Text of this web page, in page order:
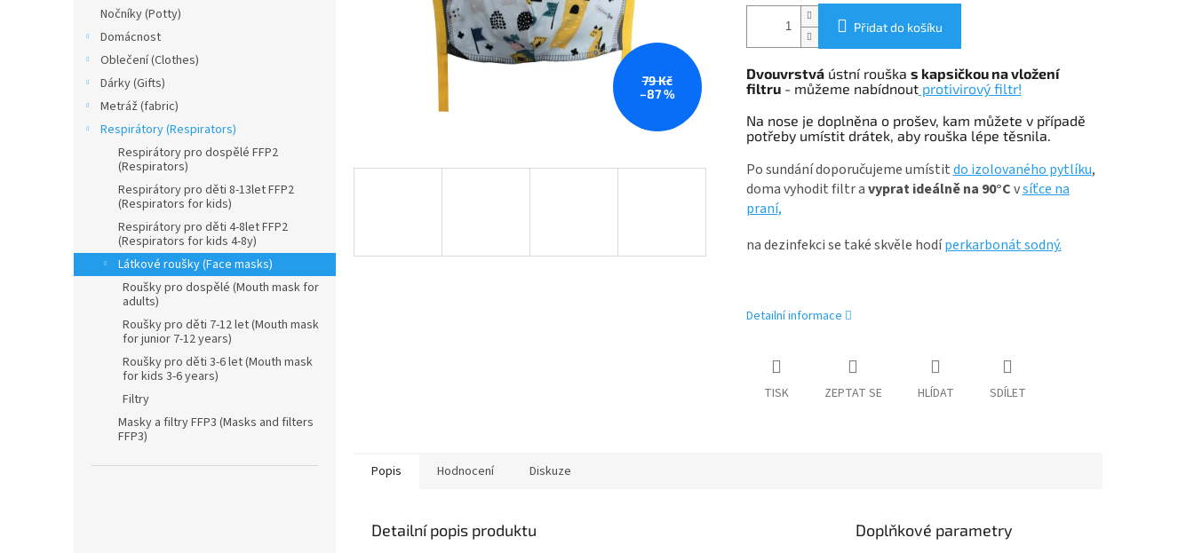
Nočníky (Potty)
Domácnost
Oblečení (Clothes)
Dárky (Gifts)
Metráž (fabric)
Respirátory (Respirators)
Respirátory pro dospělé FFP2
(Respirators)
Respirátory pro děti 8-13let FFP2
(Respirators for kids)
Respirátory pro děti 4-8let FFP2
(Respirators for kids 4-8y)
Látkové roušky (Face masks)
Roušky pro dospělé (Mouth mask for
adults)
Roušky pro děti 7-12 let (Mouth mask
for junior 7-12 years)
Roušky pro děti 3-6 let (Mouth mask
for kids 3-6 years)
Filtry
Masky a filtry FFP3 (Masks and filters
FFP3)
79 Kč
–87 %
Přidat do košíku
Dvouvrstváústní rouška s kapsičkou na vložení
filtru- můžeme nabídnoutprotivirový filtr!
Na nose je doplněna o prošev, kam můžete v případě
potřeby umístit drátek, aby rouška lépe těsnila.
Po sundání doporučujeme umístitdo izolovaného pytlíku,
doma vyhodit filtr avyprat ideálně na 90°Cvsíťce na
praní,
na dezinfekci se také skvěle hodíperkarbonát sodný.
Detailní informace
TISK ZEPTAT SE HLÍDAT SDÍLET
Popis Hodnocení Diskuze
Detailní popis produktu Doplňkové parametry